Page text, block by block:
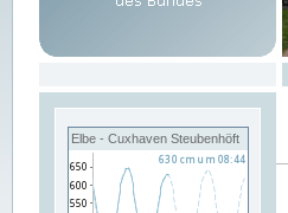
Elbe - Cuxhaven Steubenhöft